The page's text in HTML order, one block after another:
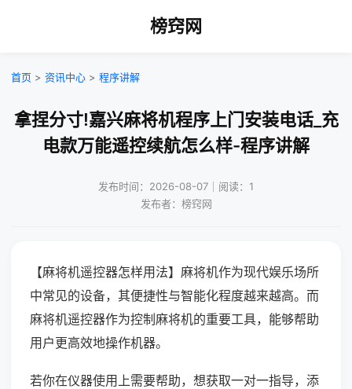
榜窍网
首页 > 资讯中心 > 程序讲解
拿捏分寸!嘉兴麻将机程序上门安装电话_充
电款万能遥控续航怎么样-程序讲解
发布时间：2026-08-07｜阅读：1
发布者：榜窍网
【麻将机遥控器怎样用法】麻将机作为现代娱乐场所
中常见的设备，其便捷性与智能化程度越来越高。而
麻将机遥控器作为控制麻将机的重要工具，能够帮助
用户更高效地操作机器。
若你在仪器使用上需要帮助，想获取一对一指导，添